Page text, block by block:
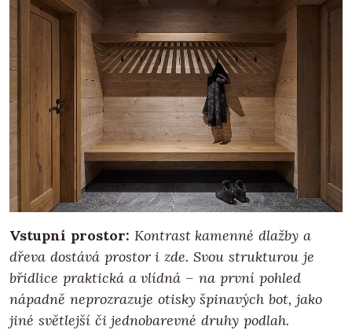
Vstupní prostor: Kontrast kamenné dlažby a
dřeva dostává prostor i zde. Svou strukturou je
břidlice praktická a vlídná – na první pohled
nápadně neprozrazuje otisky špinavých bot, jako
jiné světlejší či jednobarevné druhy podlah.